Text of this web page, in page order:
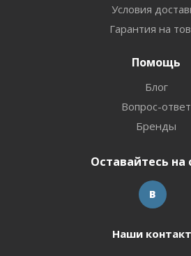
Условия
Гарантия на
Помощь
Блог
Вопрос-ответ
Бренды
Оставайтесь на
Наши